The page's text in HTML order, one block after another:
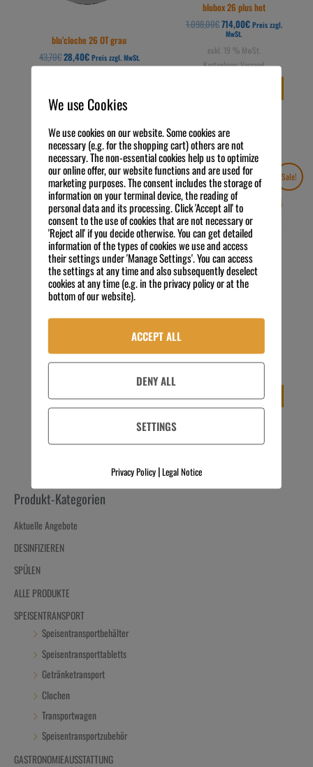
Produkt-Kategorien
Aktuelle Angebote
DESINFIZIEREN
SPÜLEN
ALLE PRODUKTE
SPEISENTRANSPORT
Speisentransportbehälter
Speisentransporttabletts
Getränketransport
Clochen
Transportwagen
Speisentransportzubehör
GASTRONOMIEAUSSTATTUNG
blu’cloche 26 OT grau
43,70€28,40€ Preis zzgl. MwSt.
IN DEN WARENKORB
blubox 26 plus hot
1.098,00€714,00€ Preis zzgl.
MwSt.
exkl. 19 % MwSt.
Kostenloser Versand
Sale!
blu’tray italy
Ursprünglicher
Preis
war:
193,00€
Aktueller
Preis
ist:
125,00€.
Preis zzgl.
exkl. 19 % MwSt.
IN DEN WARENKORB
Sale!
blubox 26 smart eco
Ursprünglicher
Preis
war:
298,00€
Aktueller
Preis
ist:
exkl. 19 % MwSt.
IN DEN WARENKORB
We use Cookies
We use cookies on our website. Some cookies are
necessary (e.g. for the shopping cart) others are not
necessary. The non-essential cookies help us to optimize
our online offer, our website functions and are used for
marketing purposes. The consent includes the storage of
information on your terminal device, the reading of
personal data and its processing. Click 'Accept all' to
consent to the use of cookies that are not necessary or
'Reject all' if you decide otherwise. You can get detailed
information of the types of cookies we use and access
their settings under 'Manage Settings'. You can access
the settings at any time and also subsequently deselect
cookies at any time (e.g. in the privacy policy or at the
bottom of our website).
ACCEPT ALL
DENY ALL
SETTINGS
Privacy Policy|Legal Notice